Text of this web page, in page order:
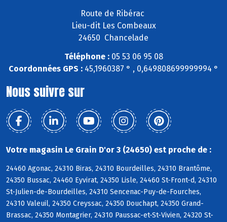
Route de Ribérac
Lieu-dit Les Combeaux
24650 Chancelade
Téléphone :05 53 06 95 08
Coordonnées GPS : 45,1960387 ° , 0,649808699999994 °
Nous suivre sur
Votre magasin Le Grain D'or 3 (24650) est proche de :
24460 Agonac, 24310 Biras, 24310 Bourdeilles, 24310 Brantôme,
24350 Bussac, 24460 Eyvirat, 24350 Lisle, 24460 St-Front-d, 24310
St-Julien-de-Bourdeilles, 24310 Sencenac-Puy-de-Fourches,
24310 Valeuil, 24350 Creyssac, 24350 Douchapt, 24350 Grand-
Brassac, 24350 Montagrier, 24310 Paussac-et-St-Vivien, 24320 St-